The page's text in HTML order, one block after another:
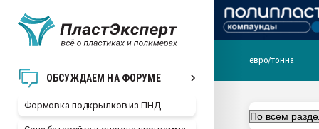
ОБСУЖДАЕМ НА ФОРУМЕ
Формовка подкрылков из ПНД
29.07.2026 ФРП помог
евро/тонна